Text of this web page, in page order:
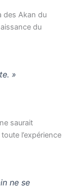
des Akan du
du
»
saurait
l’expérience
ne se